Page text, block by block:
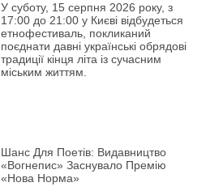
У суботу, 15 серпня 2026 року, з
17:00 до 21:00 у Києві відбудеться
етнофестиваль, покликаний
поєднати давні українські обрядові
традиції кінця літа із сучасним
міським життям.
Шанс Для Поетів: Видавництво
«Вогнепис» Заснувало Премію
«Нова Норма»